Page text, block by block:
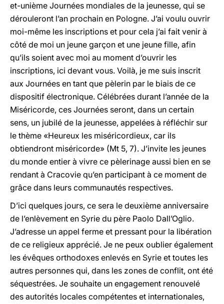
et-unième Journées mondiales de la jeunesse, qui se
dérouleront l’an prochain en Pologne. J’ai voulu ouvrir
moi-même les inscriptions et pour cela j’ai fait venir à
côté de moi un jeune garçon et une jeune fille, afin
qu’ils soient avec moi au moment d’ouvrir les
inscriptions, ici devant vous. Voilà, je me suis inscrit
aux Journées en tant que pèlerin par le biais de ce
dispositif électronique. Célébrées durant l’année de la
Miséricorde, ces Journées seront, dans un certain
sens, un jubilé de la jeunesse, appelées à réfléchir sur
le thème «Heureux les miséricordieux, car ils
obtiendront miséricorde» (Mt 5, 7). J’invite les jeunes
du monde entier à vivre ce pèlerinage aussi bien en se
rendant à Cracovie qu’en participant à ce moment de
grâce dans leurs communautés respectives.
D’ici quelques jours, ce sera le deuxième anniversaire
de l’enlèvement en Syrie du père Paolo Dall’Oglio.
J’adresse un appel ferme et pressant pour la libération
de ce religieux apprécié. Je ne peux oublier également
les évêques orthodoxes enlevés en Syrie et toutes les
autres personnes qui, dans les zones de conflit, ont été
séquestrées. Je souhaite un engagement renouvelé
des autorités locales compétentes et internationales,